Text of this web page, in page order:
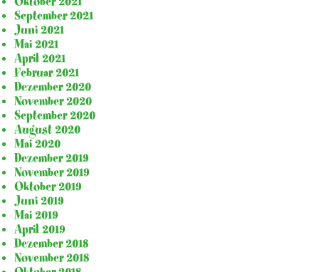
September 2021
Juni 2021
Mai 2021
April 2021
Februar 2021
Dezember 2020
November 2020
September 2020
August 2020
Mai 2020
Dezember 2019
November 2019
Oktober 2019
Juni 2019
Mai 2019
April 2019
Dezember 2018
November 2018